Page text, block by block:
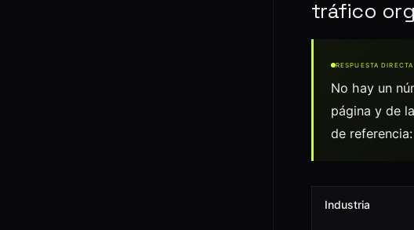
tráfico
RESPUESTA DIRECTA
No hay un
página y de
de referencia:
Industria